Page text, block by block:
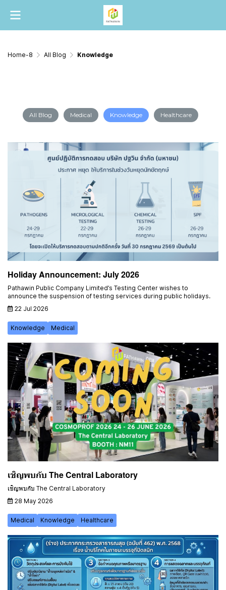
Home-8 All Blog Knowledge
All Blog Medical Knowledge Healthcare
Holiday Announcement: July 2026
Pathawin Public Company Limited’s Testing Center wishes to
announce the suspension of testing services during public holidays.
22 Jul 2026
Knowledge Medical
เชิญพบกับ The Central Laboratory
เชิญพบกับ The Central Laboratory
28 May 2026
Medical Knowledge Healthcare